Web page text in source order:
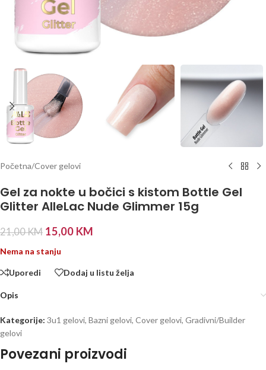
Početna/Cover gelovi
Gel za nokte u bočici s kistom Bottle Gel
Glitter AlleLac Nude Glimmer 15g
21,00KM 15,00 KM
Nema na stanju
Uporedi Dodaj u listu želja
Opis
Kategorije: 3u1 gelovi, Bazni gelovi, Cover gelovi, Gradivni/Builder
gelovi
Povezani proizvodi